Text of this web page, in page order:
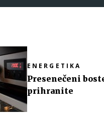
ENERGETIKA
Presenečeni
prihranite